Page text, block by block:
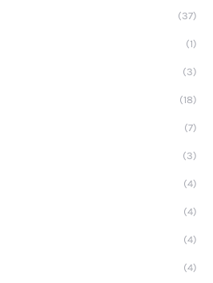
(37)
(1)
(3)
(18)
(7)
(3)
(4)
(4)
(4)
(4)